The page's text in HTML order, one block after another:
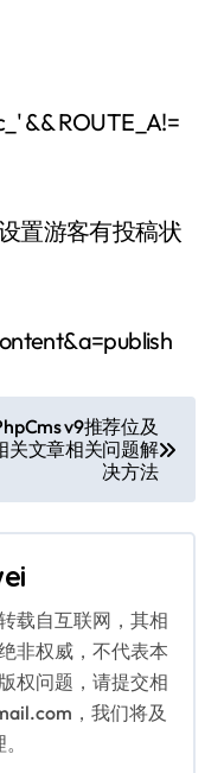
&& ROUTE_A!=
置游客有投稿状
v9推荐位及
关文章相关问题解
决方法
载自互联网，其相
非权威，不代表本
权问题，请提交相
，我们将及